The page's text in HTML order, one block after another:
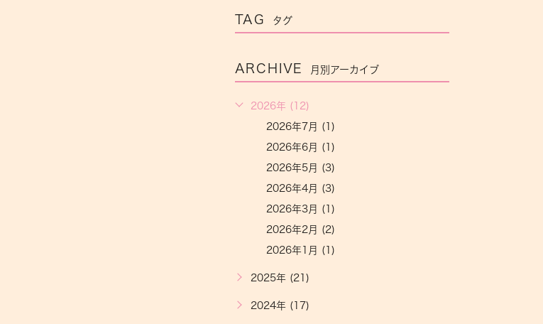
TAG タグ
ARCHIVE 月別アーカイブ
2026年 (12)
2026年7月 (1)
2026年6月 (1)
2026年5月 (3)
2026年4月 (3)
2026年3月 (1)
2026年2月 (2)
2026年1月 (1)
2025年 (21)
2024年 (17)